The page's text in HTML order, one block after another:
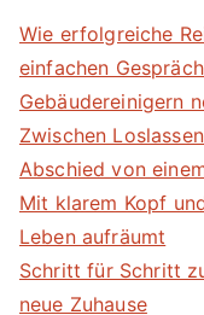
Wie erfolgreiche
einfachen
Gebäudereinigern
Zwischen
Abschied von
Mit klarem Kopf
Leben aufräumt
Schritt für Schritt
neue Zuhause